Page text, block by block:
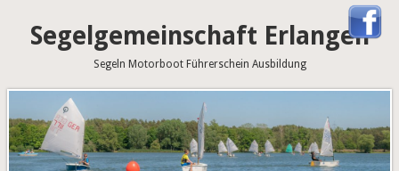
Segelgemeinschaft Erlangen
Segeln Motorboot Führerschein Ausbildung